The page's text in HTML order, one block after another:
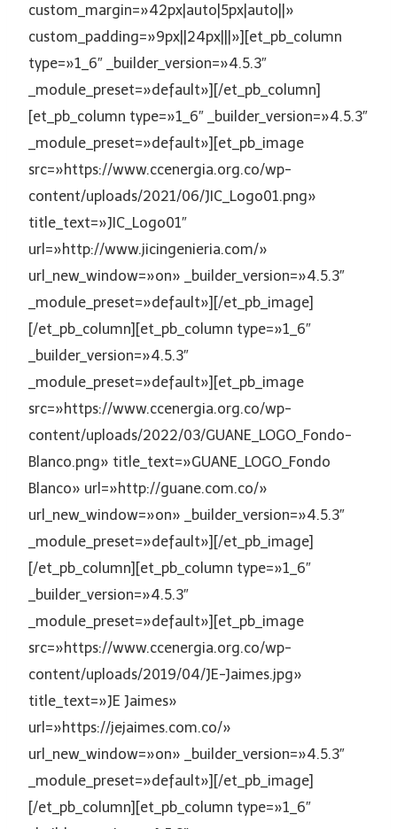
custom_margin=»42px|auto|5px|auto||»
custom_padding=»9px||24px|||»][et_pb_column
type=»1_6″ _builder_version=»4.5.3″
_module_preset=»default»][/et_pb_column]
[et_pb_column type=»1_6″ _builder_version=»4.5.3″
_module_preset=»default»][et_pb_image
src=»https://www.ccenergia.org.co/wp-
content/uploads/2021/06/JIC_Logo01.png»
title_text=»JIC_Logo01″
url=»http://www.jicingenieria.com/»
url_new_window=»on» _builder_version=»4.5.3″
_module_preset=»default»][/et_pb_image]
[/et_pb_column][et_pb_column type=»1_6″
_builder_version=»4.5.3″
_module_preset=»default»][et_pb_image
src=»https://www.ccenergia.org.co/wp-
content/uploads/2022/03/GUANE_LOGO_Fondo-
Blanco.png» title_text=»GUANE_LOGO_Fondo
Blanco» url=»http://guane.com.co/»
url_new_window=»on» _builder_version=»4.5.3″
_module_preset=»default»][/et_pb_image]
[/et_pb_column][et_pb_column type=»1_6″
_builder_version=»4.5.3″
_module_preset=»default»][et_pb_image
src=»https://www.ccenergia.org.co/wp-
content/uploads/2019/04/JE-Jaimes.jpg»
title_text=»JE Jaimes»
url=»https://jejaimes.com.co/»
url_new_window=»on» _builder_version=»4.5.3″
_module_preset=»default»][/et_pb_image]
[/et_pb_column][et_pb_column type=»1_6″